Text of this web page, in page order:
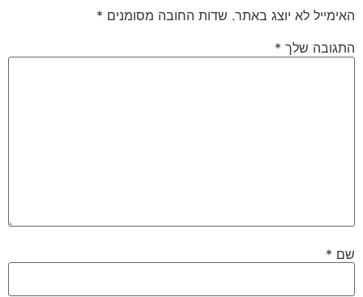
האימייל לא יוצג באתר. שדות החובה מסומנים *
התגובה שלך *
שם *